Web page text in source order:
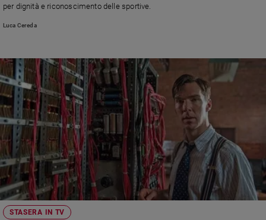
per dignità e riconoscimento delle sportive.
Luca Cereda
STASERA IN TV